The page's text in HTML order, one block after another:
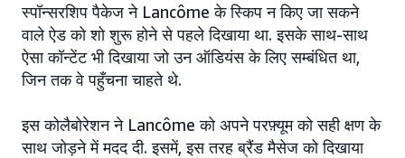
स्पॉन्सरशिप पैकेज ने Lancôme के स्किप न किए जा सकने
वाले ऐड को शो शुरू होने से पहले दिखाया था. इसके साथ-साथ
ऐसा कॉन्टेंट भी दिखाया जो उन ऑडियंस के लिए सम्बंधित था,
जिन तक वे पहुँचना चाहते थे.
इस कोलैबोरेशन ने Lancôme को अपने परफ़्यूम को सही क्षण के
साथ जोड़ने में मदद दी. इसमें, इस तरह ब्रैंड मैसेज को दिखाया